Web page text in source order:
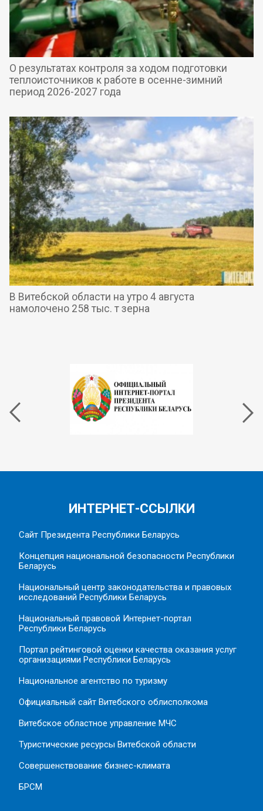
О результатах контроля за ходом подготовки
теплоисточников к работе в осенне-зимний
период 2026-2027 года
В Витебской области на утро 4 августа
намолочено 258 тыс. т зерна
ИНТЕРНЕТ-ССЫЛКИ
Сайт Президента Республики Беларусь
Концепция национальной безопасности Республики
Беларусь
Национальный центр законодательства и правовых
исследований Республики Беларусь
Национальный правовой Интернет-портал
Республики Беларусь
Портал рейтинговой оценки качества оказания услуг
организациями Республики Беларусь
Национальное агентство по туризму
Официальный сайт Витебского облисполкома
Витебское областное управление МЧС
Туристические ресурсы Витебской области
Совершенствование бизнес-климата
БРСМ